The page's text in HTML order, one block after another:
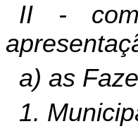
II -
a) as
1.